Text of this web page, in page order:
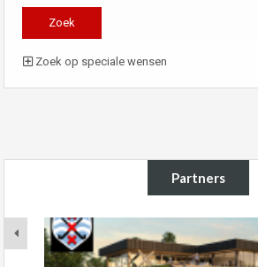
Zoek op speciale wensen
Partners